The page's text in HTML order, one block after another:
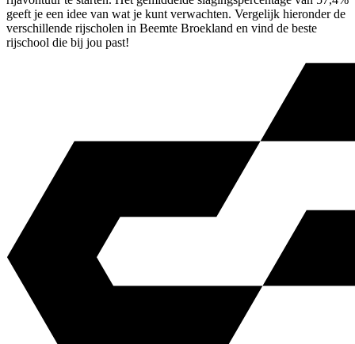
geeft je een idee van wat je kunt verwachten. Vergelijk hieronder de
verschillende rijscholen in Beemte Broekland en vind de beste
rijschool die bij jou past!